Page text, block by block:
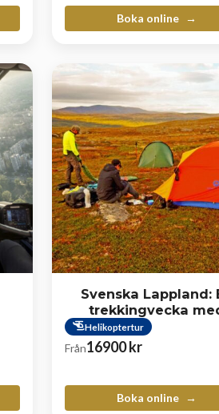
Boka online
Svenska Lappland:
trekkingvecka
helikopterflyg
Helikoptertur
Från16900kr
Boka online